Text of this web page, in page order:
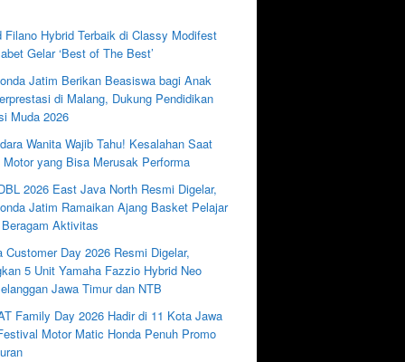
Filano Hybrid Terbaik di Classy Modifest
Gelar ‘Best of The Best’
Jatim Berikan Beasiswa bagi Anak
di Malang, Dukung Pendidikan
Muda 2026
Wanita Wajib Tahu! Kesalahan Saat
yang Bisa Merusak Performa
2026 East Java North Resmi Digelar,
Jatim Ramaikan Ajang Basket Pelajar
Aktivitas
Customer Day 2026 Resmi Digelar,
5 Unit Yamaha Fazzio Hybrid Neo
Jawa Timur dan NTB
Family Day 2026 Hadir di 11 Kota Jawa
Motor Matic Honda Penuh Promo